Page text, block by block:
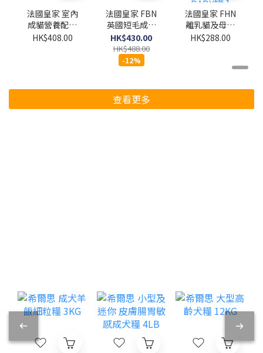
法國皇家 室內
成貓營養配方
4kg
HK$408.00
法國皇家 FBN
英國短毛成貓
專屬配方 4kg
HK$430.00
HK$488.00
-12%
法國皇家 FHN
離乳貓及母貓
營養主食罐頭
HK$288.00
查看更多